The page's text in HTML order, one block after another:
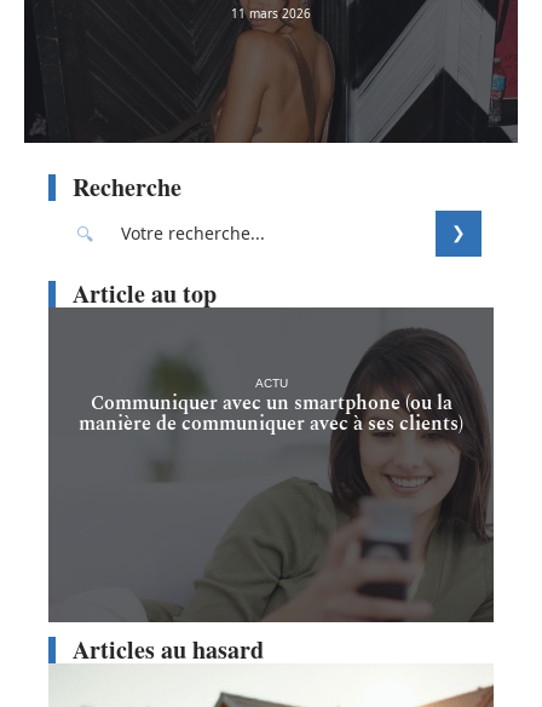
11 mars 2026
Recherche
Article au top
ACTU
Communiquer avec un smartphone (ou la
manière de communiquer avec à ses clients)
Articles au hasard